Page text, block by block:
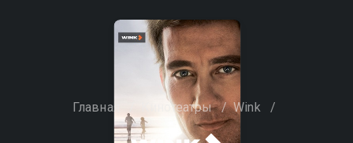
Главная Кинотеатры / Wink /